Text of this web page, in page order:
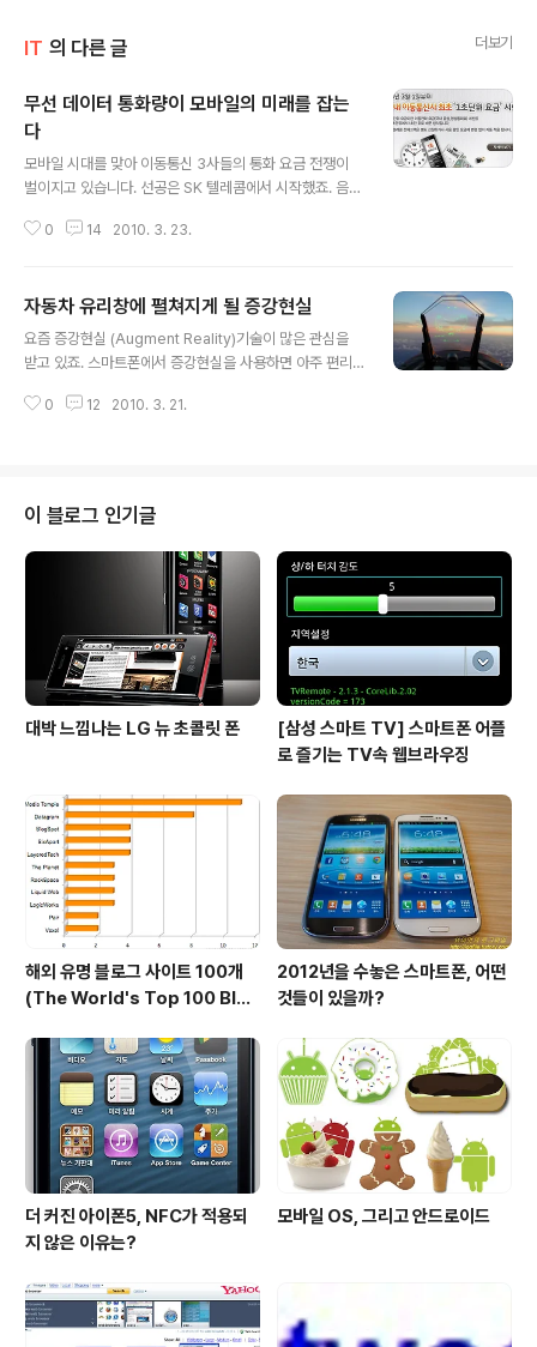
IT 의 다른 글 더보기
무선 데이터 통화량이 모바일의 미래를 잡는
다
모바일 시대를 맞아 이동통신 3사들의 통화 요금 전쟁이
벌이지고 있습니다. 선공은 SK 텔레콤에서 시작했죠. 음성
체계로 바꾼것입니다. 요즘 TV를 보거나 라디오를 들어보
순 없죠. SK텔레콤의 초당과금제에 맞선 승부수로 데이터
요금 인하라는 수를 내놓았습니다. 스마트폰의 확산으로
무선인터넷 사용량이 급증하는 추세를 타면서 SK에 역공
확대와 데이터 정액제 활용을 높이는 전략을 들고 나왔습
0 14 2010. 3. 23.
자동차 유리창에 펼쳐지게 될 증강현실
요즘 증강현실 (Augment Reality)기술이 많은 관심을
받고 있죠. 스마트폰에서 증강현실을 사용하면 아주 편리
고 있는 기술입니다. 아이폰 및 안드로이드폰 같은 스마트
용하기에 자동차는 아주 좋은 대상입니다. 증강현실 기술
로 알수 있는 정보는 대부분 위치 관련 정보라고 할수 있는
데 자동차는 이를 이용하는 사람의 위치를 이동시켜주기
때문에 위치 정보는 자동차에 있어 매우 중요하다고 할수
있죠. 네비게이션 역시 위치 정보를 알려주는 기기로 자동
차에 있어 없어서는 안될 중요한 도구로 자리잡..
0 12 2010. 3. 21.
이 블로그 인기글
대박 느낌나는 LG 뉴 초콜릿 폰
[삼성 스마트 TV] 스마트폰 어플
로 즐기는 TV속 웹브라우징
해외 유명 블로그 사이트 100개
(The World's Top 100 Blog
2012년을 수놓은 스마트폰, 어떤
것들이 있을까?
더 커진 아이폰5, NFC가 적용되
지 않은 이유는?
모바일 OS, 그리고 안드로이드